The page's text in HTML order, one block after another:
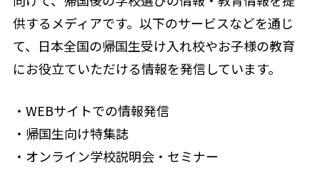
供するメディアです。以下のサービスなどを通じ
て、日本全国の帰国生受け入れ校やお子様の教育
にお役立ていただける情報を発信しています。
・WEBサイトでの情報発信
・帰国生向け特集誌
・オンライン学校説明会・セミナー